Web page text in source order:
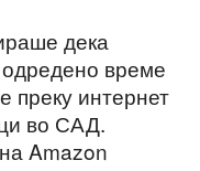
дека
време
преку интернет
во САД.
Amazon